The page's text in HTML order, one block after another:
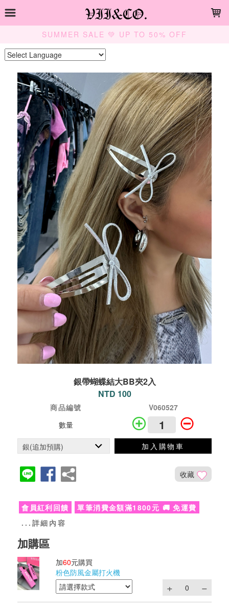
SUMMER SALE 💚 UP TO 50% OFF
銀帶蝴蝶結大BB夾2入
NTD 100
商品編號
V060527
數量
加入購物車
收藏
會員紅利回饋
單筆消費金額滿1800元 🚚 免運費
...詳細內容
加60元購買
粉色防風金屬打火機